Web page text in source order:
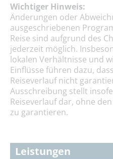
Wichtiger Hinweis:
Änderungen oder
ausgeschriebenen
Reise sind aufgrund des
jederzeit möglich.
lokalen Verhältnisse und
Einflüsse führen dazu,
Reiseverlauf nicht
Ausschreibung stellt
Reiseverlauf dar, ohne
zu garantieren.
Leistungen